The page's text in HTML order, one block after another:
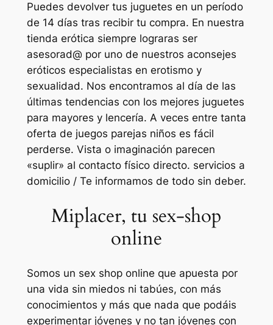
Puedes devolver tus juguetes en un período
de 14 días tras recibir tu compra. En nuestra
tienda erótica siempre lograras ser
asesorad@ por uno de nuestros aconsejes
eróticos especialistas en erotismo y
sexualidad. Nos encontramos al día de las
últimas tendencias con los mejores juguetes
para mayores y lencería. A veces entre tanta
oferta de juegos parejas niños es fácil
perderse. Vista o imaginación parecen
«suplir» al contacto físico directo. servicios a
domicilio / Te informamos de todo sin deber.
Miplacer, tu sex-shop
online
Somos un sex shop online que apuesta por
una vida sin miedos ni tabúes, con más
conocimientos y más que nada que podáis
experimentar jóvenes y no tan jóvenes con